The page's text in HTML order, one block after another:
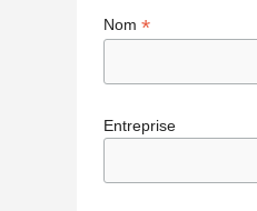
Nom *
Entreprise